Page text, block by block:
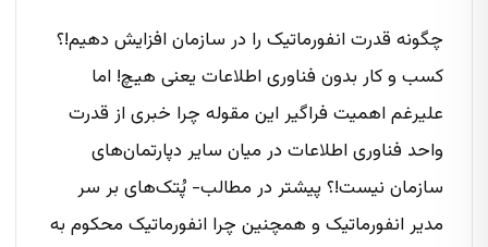
چگونه قدرت انفورماتیک را در سازمان افزایش دهیم!؟
کسب و کار بدون فناوری اطلاعات یعنی هیچ! اما
علیرغم اهمیت فراگیر این مقوله چرا خبری از قدرت
واحد فناوری اطلاعات در میان سایر دپارتمان‌های
سازمان نیست!؟ پیشتر در مطالب- پُتک‌های بر سر
مدیر انفورماتیک و همچنین چرا انفورماتیک محکوم به